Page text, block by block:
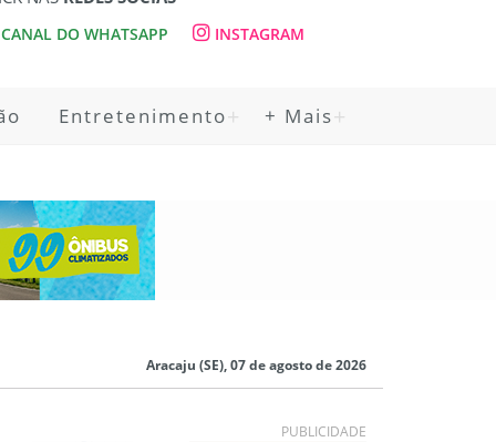
CANAL DO WHATSAPP INSTAGRAM
Entretenimento + Mais
Aracaju (SE), 07 de agosto de 2026
PUBLICIDADE